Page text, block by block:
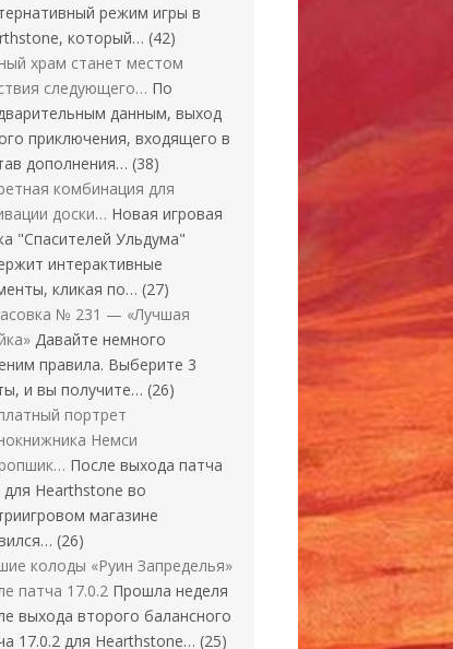
режим игры в
который… (42)
храм станет местом
следующего… По
данным, выход
приключения, входящего в
дополнения… (38)
комбинация для
доски… Новая игровая
"Спасителей Ульдума"
интерактивные
кликая по… (27)
№ 231 — «Лучшая
Давайте немного
правила. Выберите 3
и вы получите… (26)
портрет
Немси
После выхода патча
для Hearthstone во
магазине
(26)
колоды «Руин Запределья»
патча 17.0.2 Прошла неделя
выхода второго балансного
17.0.2 для Hearthstone… (25)